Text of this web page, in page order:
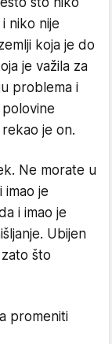
niko nije
koja je do
je važila za
problema i
je on.
Ne morate u
imao je
i imao je
Ubijen
što
promeniti